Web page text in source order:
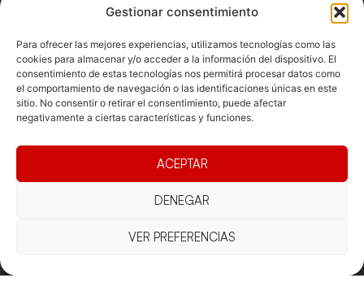
Gestionar consentimiento
Para ofrecer las mejores experiencias, utilizamos tecnologías como las
cookies para almacenar y/o acceder a la información del dispositivo. El
consentimiento de estas tecnologías nos permitirá procesar datos como
el comportamiento de navegación o las identificaciones únicas en este
sitio. No consentir o retirar el consentimiento, puede afectar
negativamente a ciertas características y funciones.
ACEPTAR
DENEGAR
VER PREFERENCIAS
Junta
directiva
Assemblea
general
Competiciones
Competiciones
Playa
Vólei neu
Funcionament
Eleccions
Carrer de les
Jonqueres,
16, 5ºC,
08003
Barcelona
fcvb@fcvolei.
932 684 177
Privacitat Termes i condicions